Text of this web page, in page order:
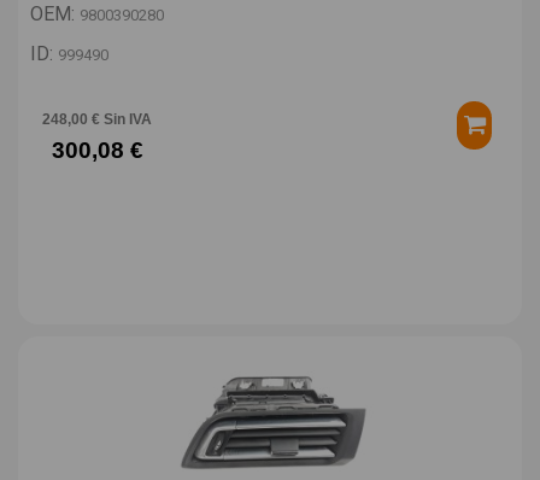
OEM: 9800390280
ID: 999490
248,00 € Sin IVA
300,08 €